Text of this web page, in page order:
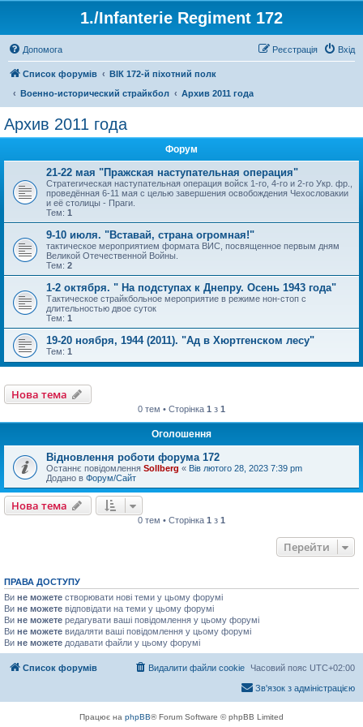
1./Infanterie Regiment 172
Допомога Вхід
Реєстрація
Список форумів
ВІК 172-й піхотний полк
Военно-исторический страйкбол
Архив 2011 года
Архив 2011 года
Форум
21-22 мая "Пражская наступательная операция"
Стратегическая наступательная операция войск 1-го, 4-го и 2-го Укр. фр.,
проведённая 6-11 мая с целью завершения освобождения Чехословакии
и её столицы - Праги.
Тем: 1
9-10 июля. "Вставай, страна огромная!"
тактическое мероприятием формата ВИС, посвященное первым дням
Великой Отечественной Войны.
Тем: 2
1-2 октября. " На подступах к Днепру. Осень 1943 года"
Тактическое страйкбольное мероприятие в режиме нон-стоп с
длительностью двое суток
Тем: 1
19-20 ноября, 1944 (2011). "Ад в Хюртгенском лесу"
Тем: 1
Нова тема
0 тем • Сторінка 1 з 1
Оголошення
Відновлення роботи форума 172
Останнє повідомлення Sollberg « Вів лютого 28, 2023 7:39 pm
Додано в Форум/Сайт
Нова тема
0 тем • Сторінка 1 з 1
Перейти
ПРАВА ДОСТУПУ
Ви не можете створювати нові теми у цьому форумі
Ви не можете відповідати на теми у цьому форумі
Ви не можете редагувати ваші повідомлення у цьому форумі
Ви не можете видаляти ваші повідомлення у цьому форумі
Ви не можете додавати файли у цьому форумі
Список форумів Часовий пояс UTC+02:00
Видалити файли cookie
Зв'язок з адміністрацією
Працює на phpBB® Forum Software © phpBB Limited